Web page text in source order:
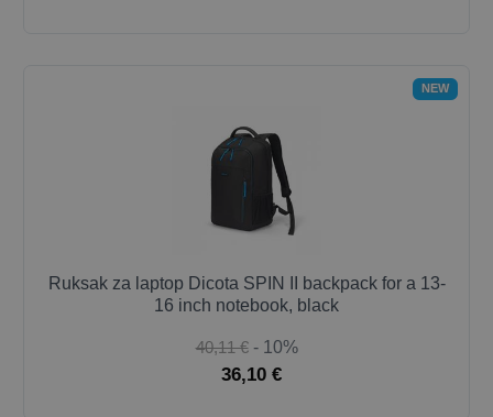
NEW
Ruksak za laptop Dicota SPIN II backpack for a 13-
16 inch notebook, black
40,11 € - 10%
36,10 €